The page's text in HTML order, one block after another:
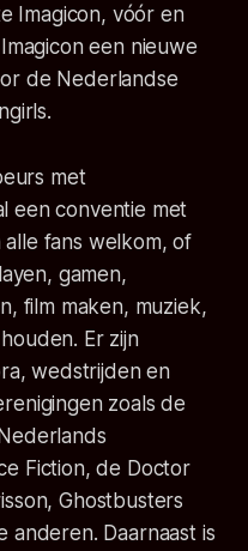
Imagicon, vóór en
een nieuwe
de Nederlandse
met
een conventie met
alle fans welkom, of
gamen,
film maken, muziek,
Er zijn
wedstrijden en
zoals de
Fiction, de Doctor
Ghostbusters
anderen. Daarnaast is